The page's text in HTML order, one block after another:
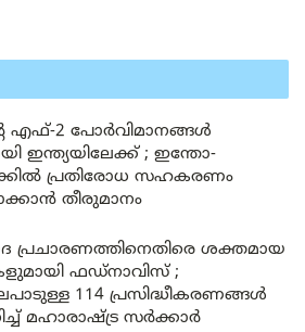
എഫ്-2 പോർവിമാനങ്ങൾ
ഇന്ത്യയിലേക്ക് ; ഇന്തോ-
പ്രതിരോധ സഹകരണം
തീരുമാനം
പ്രചാരണത്തിനെതിരെ ശക്തമായ
ഫഡ്നാവിസ് ;
114 പ്രസിദ്ധീകരണങ്ങൾ
മഹാരാഷ്ട്ര സർക്കാർ